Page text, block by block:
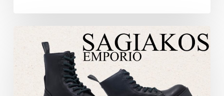
SAGIAKOS
EMPORIO